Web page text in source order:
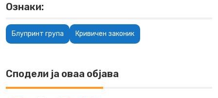
Ознаки:
Блупринт група Кривичен законик
Сподели ја оваа објава